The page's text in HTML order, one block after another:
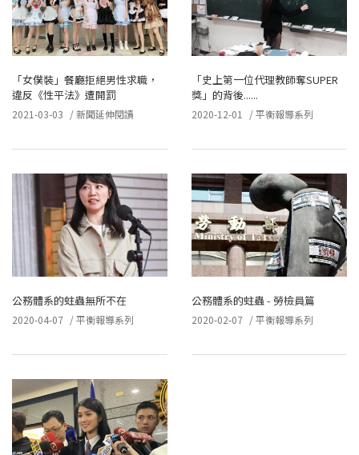
「女僕裝」餐廳拒絕男性求職，
違反《性平法》遭開罰
2021-03-03 /新聞延伸閱讀
「史上第一位代理教師奪SUPER
獎」的背後......
2020-12-01 /平衡報導系列
公務體系的蛀蟲無所不在
2020-04-07 /平衡報導系列
公務體系的蛀蟲 - 勞檢員篇
2020-02-07 /平衡報導系列